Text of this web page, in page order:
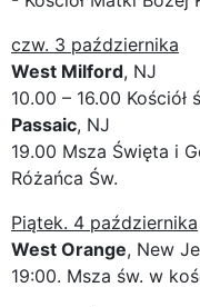
czw. 3 października
West Milford, NJ
10.00 – 16.00 Kościół
Passaic, NJ
19.00 Msza Święta i
Różańca Św.
Piątek. 4 października
West Orange, New
19:00. Msza św. w